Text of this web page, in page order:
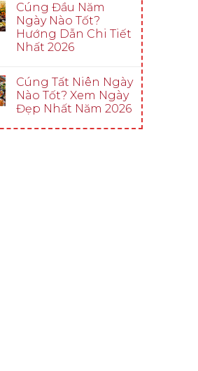
Cúng Đầu Năm
Ngày Nào Tốt?
Hướng Dẫn Chi Tiết
Nhất 2026
Cúng Tất Niên Ngày
Nào Tốt? Xem Ngày
Đẹp Nhất Năm 2026